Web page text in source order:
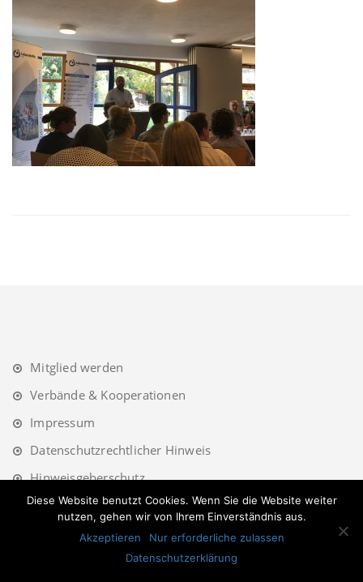
Mitglied werden
Verbände & Kooperationen
Impressum
Datenschutzrechtlicher Hinweis
Hinweisgeberschutz
Diese Website benutzt Cookies. Wenn Sie die Website weiter
nutzen, gehen wir von Ihrem Einverständnis aus.
Akzeptieren
Nur erforderliche zulassen
Datenschutzerklärung